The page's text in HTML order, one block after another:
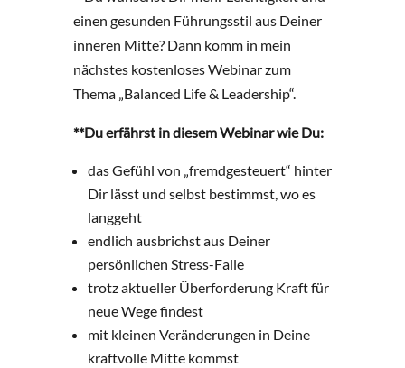
einen gesunden Führungsstil aus Deiner
inneren Mitte? Dann komm in mein
nächstes kostenloses Webinar zum
Thema „Balanced Life & Leadership“.
**Du erfährst in diesem Webinar wie Du:
das Gefühl von „fremdgesteuert“ hinter
Dir lässt und selbst bestimmst, wo es
langgeht
endlich ausbrichst aus Deiner
persönlichen Stress-Falle
trotz aktueller Überforderung Kraft für
neue Wege findest
mit kleinen Veränderungen in Deine
kraftvolle Mitte kommst